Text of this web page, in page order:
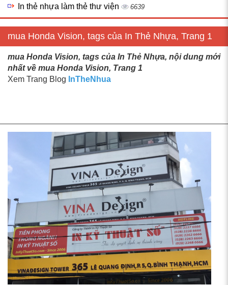
In thẻ nhựa làm thẻ thư viện 6639
mua Honda Vision, tags của In Thẻ Nhựa, Trang 1
mua Honda Vision, tags của In Thẻ Nhựa, nội dung mới
nhất về mua Honda Vision, Trang 1
Xem Trang Blog InTheNhua